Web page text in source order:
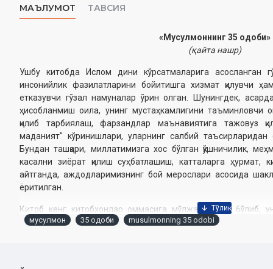
МАЪЛУМОТ ТАВСИЯ
«Мусулмоннинг 35 одоби»
(қайта нашр)
Ушбу китобда Ислом дини кўрсатмаларига асосланган
инсонийлик фазилатларини бойитишга хизмат қилувчи
етказувчи гўзал намуналар ўрин олган. Шунингдек,
ҳисобланмиш оила, унинг мустаҳкамлигини таъминловчи
қилиб тарбиялаш, фарзандлар маънавиятига тажовуз
маданият" кўринишлари, уларнинг салбий таъсирларидан
Бундан ташқари, миллатимизга хос бўлган қўшничилик,
касални зиёрат қилиш суҳбатлашиш, катталарга ҳурмат,
айтганда, аждодларимизнинг бой мерослари асосида
ёритилган.
Китоб кенг китобхонлар оммасига мўлжалланган 6ўлиб,
ўқувчилар маърифатини янада бойитишга хизмат қилади,
мусулмон 35 одоби musulmonning 35 odobi